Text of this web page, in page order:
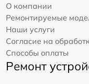
О компании
Ремонтируемые
Наши услуги
Согласие на
Способы оплаты
Ремонт